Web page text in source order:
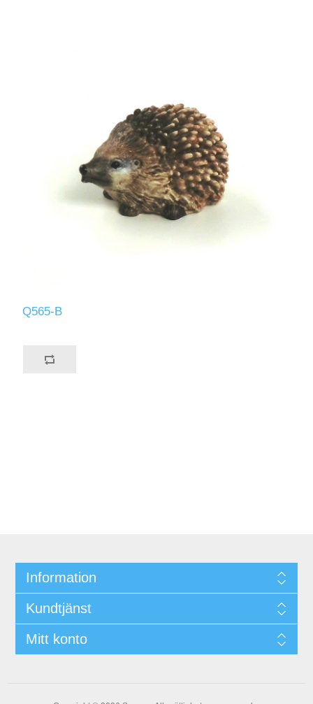
Q565-B
Information
Kundtjänst
Mitt konto